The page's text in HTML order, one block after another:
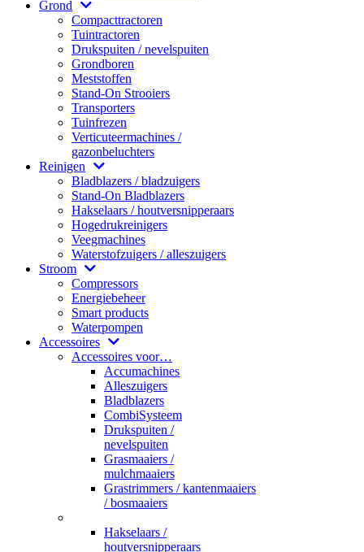
Grond
Compacttractoren
Tuintractoren
Drukspuiten / nevelspuiten
Grondboren
Meststoffen
Stand-On Strooiers
Transporters
Tuinfrezen
Verticuteermachines /
gazonbeluchters
Reinigen
Bladblazers / bladzuigers
Stand-On Bladblazers
Hakselaars / houtversnipperaars
Hogedrukreinigers
Veegmachines
Waterstofzuigers / alleszuigers
Stroom
Compressors
Energiebeheer
Smart products
Waterpompen
Accessoires
Accessoires voor…
Accumachines
Alleszuigers
Bladblazers
CombiSysteem
Drukspuiten /
nevelspuiten
Grasmaaiers /
mulchmaaiers
Grastrimmers / kantenmaaiers
/ bosmaaiers
Hakselaars /
houtversnipperaars